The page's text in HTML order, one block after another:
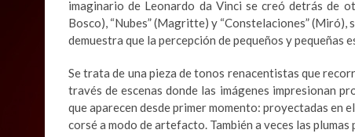
imaginario de Leonardo da Vinci se creó detrás de
Bosco), “Nubes” (Magritte) y “Constelaciones”
demuestra que la percepción de pequeños y pequeñas
Se trata de una pieza de tonos renacentistas que
través de escenas donde las imágenes impresionan
que aparecen desde primer momento: proyectadas en
corsé a modo de artefacto. También a veces las